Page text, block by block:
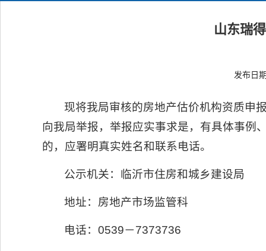
山东瑞
发布日
现将我局审核的房地产估价机构资质申
向我局举报，举报应实事求是，有具体事例
的，应署明真实姓名和联系电话。
公示机关：临沂市住房和城乡建设局
地址：房地产市场监管科
电话：0539－7373736